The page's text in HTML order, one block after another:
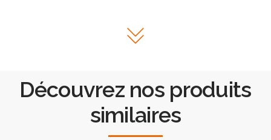
Découvrez nos produits
similaires